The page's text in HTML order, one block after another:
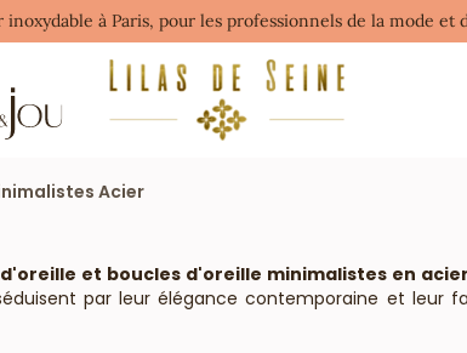
à Paris, pour les professionnels de la mode et
Acier
et boucles d'oreille minimalistes en
par leur élégance contemporaine et leur